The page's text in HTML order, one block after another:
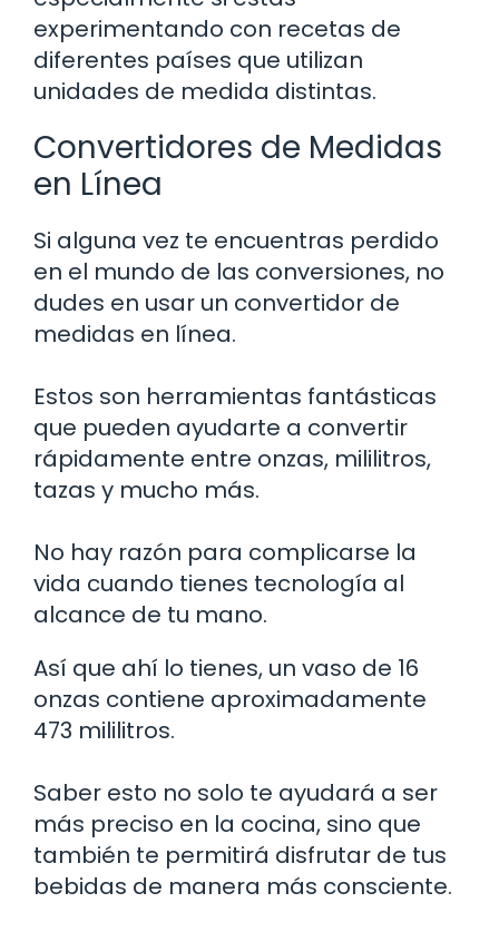
experimentando con recetas de
diferentes países que utilizan
unidades de medida distintas.
Convertidores de Medidas
en Línea
Si alguna vez te encuentras perdido
en el mundo de las conversiones, no
dudes en usar un convertidor de
medidas en línea.
Estos son herramientas fantásticas
que pueden ayudarte a convertir
rápidamente entre onzas, mililitros,
tazas y mucho más.
No hay razón para complicarse la
vida cuando tienes tecnología al
alcance de tu mano.
Así que ahí lo tienes, un vaso de 16
onzas contiene aproximadamente
473 mililitros.
Saber esto no solo te ayudará a ser
más preciso en la cocina, sino que
también te permitirá disfrutar de tus
bebidas de manera más consciente.